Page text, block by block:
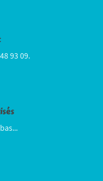
93 09.